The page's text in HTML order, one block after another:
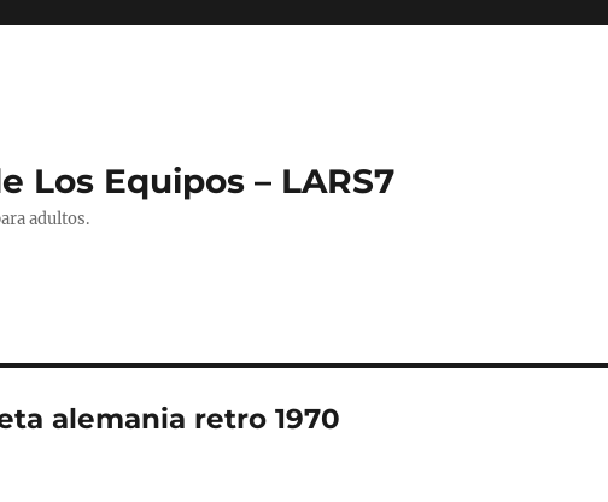
Los Equipos – LARS7
adultos.
alemania retro 1970